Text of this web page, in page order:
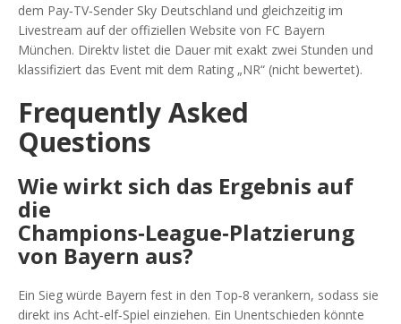
dem Pay‑TV‑Sender Sky Deutschland und gleichzeitig im
Livestream auf der offiziellen Website von FC Bayern
München. Direktv listet die Dauer mit exakt zwei Stunden und
klassifiziert das Event mit dem Rating „NR“ (nicht bewertet).
Frequently Asked
Questions
Wie wirkt sich das Ergebnis auf
die
Champions‑League‑Platzierung
von Bayern aus?
Ein Sieg würde Bayern fest in den Top‑8 verankern, sodass sie
direkt ins Acht‑elf‑Spiel einziehen. Ein Unentschieden könnte